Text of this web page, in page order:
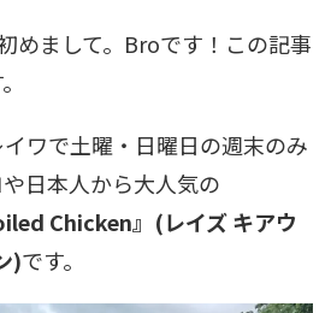
めまして。Broです！この記事
ワで土曜・日曜日の週末のみ
日本人から大人気の
Chicken』(レイズ キアウ
)です。